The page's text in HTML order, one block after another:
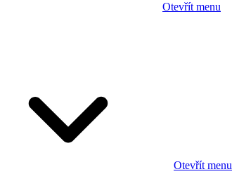
Otevřít menu
Otevřít menu